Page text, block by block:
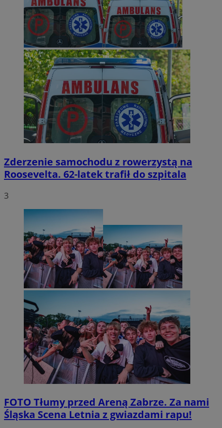
Zderzenie samochodu z rowerzystą na
Roosevelta. 62-latek trafił do szpitala
3
FOTO Tłumy przed Areną Zabrze. Za nami
Śląska Scena Letnia z gwiazdami rapu!